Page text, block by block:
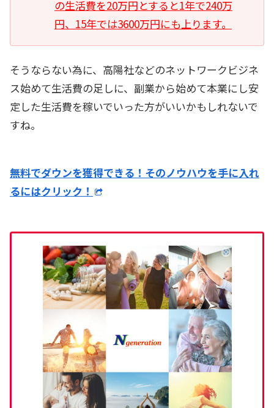
の生活費を20万円とすると1年で240万
円、15年では3600万円にも上ります。
そうならない為に、高陽社などのネットワークビジネ
ス始めて生活費の足しに、副業から始めて本業にし安
定した生活費を稼いでいった方がいいかもしれないで
すね。
無料でダウンを獲得できる！そのノウハウを手に入れ
るにはクリック！